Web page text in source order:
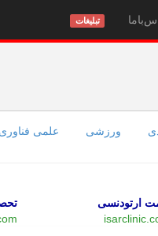
تبلیغات
ورزشی علمی فناوری
ارتودنسی